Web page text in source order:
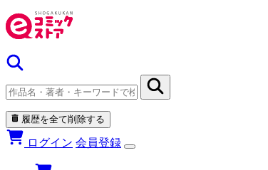
履歴を全て削除する
ログイン 会員登録